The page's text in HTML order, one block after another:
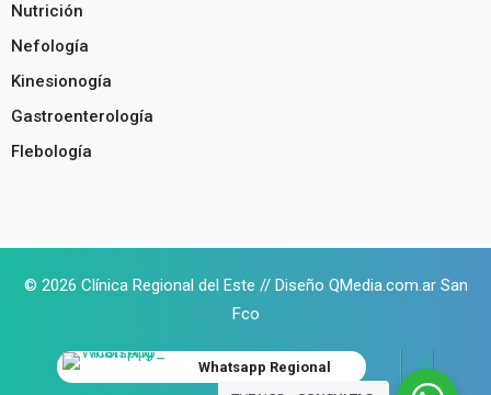
Nutrición
Nefología
Kinesionogía
Gastroenterología
Flebología
© 2026 Clínica Regional del Este // Diseño QMedia.com.ar San
Fco
Whatsapp Regional